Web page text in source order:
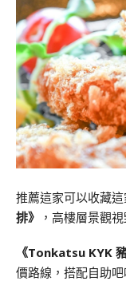
推薦這家可以收藏
排》
，高樓層景觀
《Tonkatsu KYK 豬
價路線，搭配自助